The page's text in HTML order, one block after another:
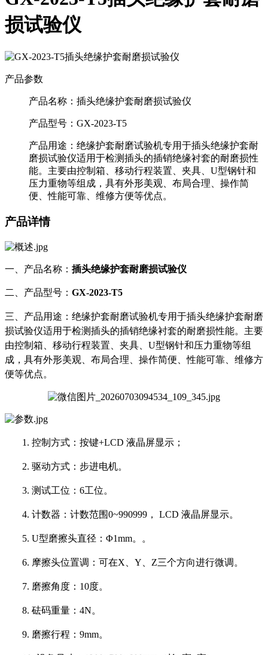
损试验仪
产品参数
产品名称： 插头绝缘护套耐磨损试验仪
产品型号： GX-2023-T5
产品用途： 绝缘护套耐磨试验机专用于插头绝缘护套耐
磨损试验仪适用于检测插头的插销绝缘衬套的耐磨损性
能。主要由控制箱、移动行程装置、夹具、U型钢针和
压力重物等组成，具有外形美观、布局合理、操作简
便、性能可靠、维修方便等优点。
产品详情
一、产品名称： 插头绝缘护套耐磨损试验仪
二、产品型号： GX-2023-T5
三、产品用途： 绝缘护套耐磨试验机专用于插头绝缘护套耐磨
损试验仪适用于检测插头的插销绝缘衬套的耐磨损性能。主要
由控制箱、移动行程装置、夹具、U型钢针和压力重物等组
成，具有外形美观、布局合理、操作简便、性能可靠、维修方
便等优点。
1. 控制方式：按键+LCD 液晶屏显示；
2. 驱动方式：步进电机。
3. 测试工位： 6工位。
4. 计数器：计数范围0~990999， LCD 液晶屏显示。
5. U型磨擦头直径：Φ1mm。。
6. 摩擦头位置调：可在X、Y、Z三个方向进行微调。
7. 磨擦角度： 10度。
8. 砝码重量： 4N。
9. 磨擦行程： 9mm。